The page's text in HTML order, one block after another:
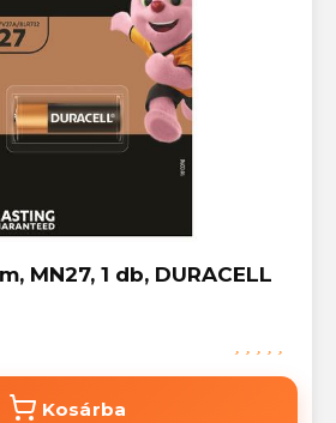
MN27, 1 db, DURACELL
Kosárba